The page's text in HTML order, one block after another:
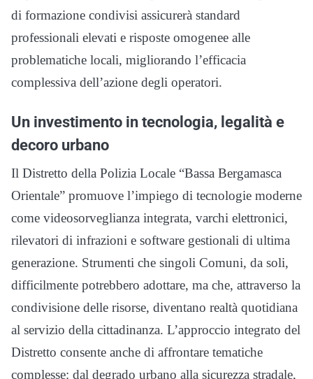
di formazione condivisi assicurerà standard
professionali elevati e risposte omogenee alle
problematiche locali, migliorando l’efficacia
complessiva dell’azione degli operatori.
Un investimento in tecnologia, legalità e
decoro urbano
Il Distretto della Polizia Locale “Bassa Bergamasca
Orientale” promuove l’impiego di tecnologie moderne
come videosorveglianza integrata, varchi elettronici,
rilevatori di infrazioni e software gestionali di ultima
generazione. Strumenti che singoli Comuni, da soli,
difficilmente potrebbero adottare, ma che, attraverso la
condivisione delle risorse, diventano realtà quotidiana
al servizio della cittadinanza. L’approccio integrato del
Distretto consente anche di affrontare tematiche
complesse: dal degrado urbano alla sicurezza stradale,